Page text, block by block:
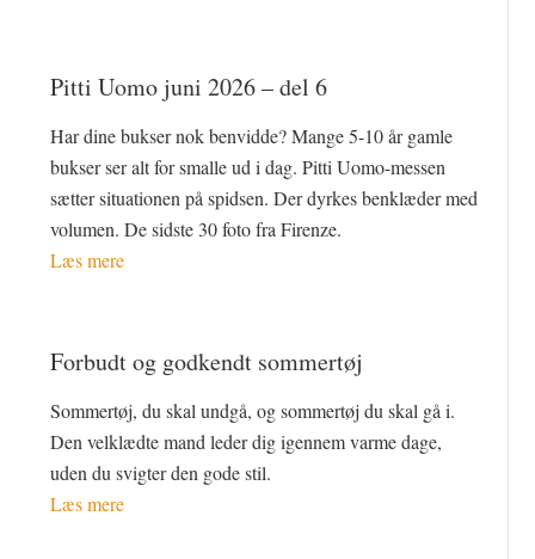
Pitti Uomo juni 2026 – del 6
Har dine bukser nok benvidde? Mange 5-10 år gamle
bukser ser alt for smalle ud i dag. Pitti Uomo-messen
sætter situationen på spidsen. Der dyrkes benklæder med
volumen. De sidste 30 foto fra Firenze.
Læs mere
Forbudt og godkendt sommertøj
Sommertøj, du skal undgå, og sommertøj du skal gå i.
Den velklædte mand leder dig igennem varme dage,
uden du svigter den gode stil.
Læs mere